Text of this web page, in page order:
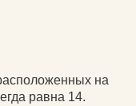
на
равна 14.